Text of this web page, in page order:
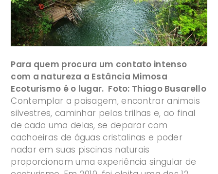
Para quem procura um contato intenso
com a natureza a Estância Mimosa
Ecoturismo é o lugar. Foto: Thiago Busarello
Contemplar a paisagem, encontrar animais
silvestres, caminhar pelas trilhas e, ao final
de cada uma delas, se deparar com
cachoeiras de águas cristalinas e poder
nadar em suas piscinas naturais
proporcionam uma experiência singular de